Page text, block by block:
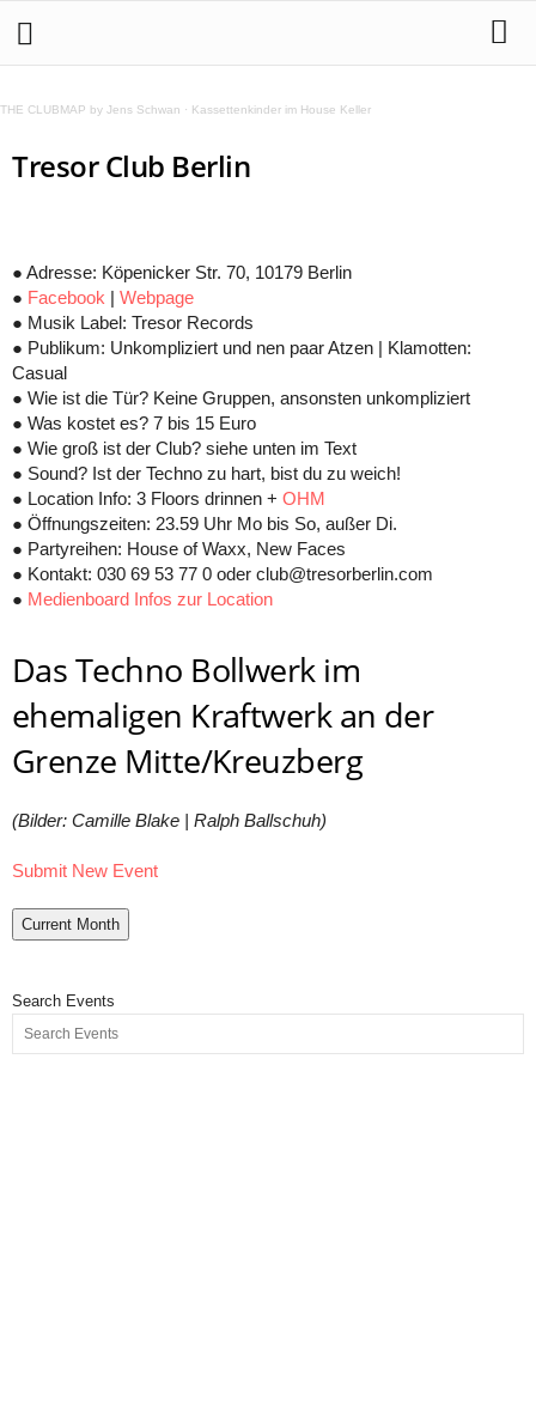
THE CLUBMAP by Jens Schwan · Kassettenkinder im House Keller
Tresor Club Berlin
● Adresse: Köpenicker Str. 70, 10179 Berlin
● Facebook | Webpage
● Musik Label: Tresor Records
● Publikum: Unkompliziert und nen paar Atzen | Klamotten:
Casual
● Wie ist die Tür? Keine Gruppen, ansonsten unkompliziert
● Was kostet es? 7 bis 15 Euro
● Wie groß ist der Club? siehe unten im Text
● Sound? Ist der Techno zu hart, bist du zu weich!
● Location Info: 3 Floors drinnen + OHM
● Öffnungszeiten: 23.59 Uhr Mo bis So, außer Di.
● Partyreihen: House of Waxx, New Faces
● Kontakt: 030 69 53 77 0 oder club@tresorberlin.com
● Medienboard Infos zur Location
Das Techno Bollwerk im
ehemaligen Kraftwerk an der
Grenze Mitte/Kreuzberg
(Bilder: Camille Blake | Ralph Ballschuh)
Submit New Event
Current Month
Search Events